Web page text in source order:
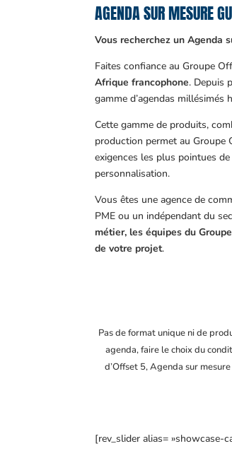
AGENDA SUR MESURE
Vous recherchez un Agenda
Faites confiance au Groupe
Afrique francophone. Depuis
gamme d’agendas millésimés
Cette gamme de produits,
production permet au Groupe
exigences les plus pointues
personnalisation.
Vous êtes une agence de
PME ou un indépendant du
métier, les équipes du
de votre projet.
Pas de format unique ni de
agenda, faire le choix du
d’Offset 5, Agenda sur
[rev_slider alias= »showcase-